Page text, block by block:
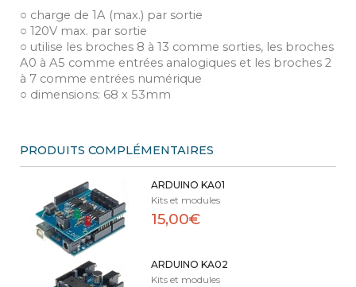
○ charge de 1A (max.) par sortie
○ 120V max. par sortie
○ utilise les broches 8 à 13 comme sorties, les broches
A0 à A5 comme entrées analogiques et les broches 2
à 7 comme entrées numérique
○ dimensions: 68 x 53mm
PRODUITS COMPLÉMENTAIRES
ARDUINO KA01
Kits et modules
15,00€
ARDUINO KA02
Kits et modules